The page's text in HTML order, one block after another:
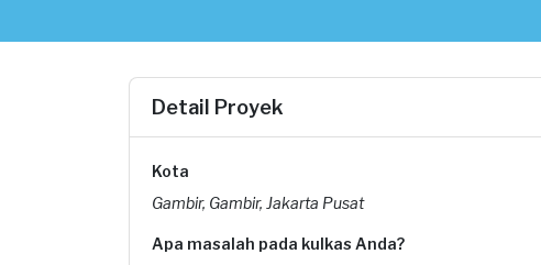
Detail Proyek
Kota
Gambir, Gambir, Jakarta Pusat
Apa masalah pada kulkas Anda?